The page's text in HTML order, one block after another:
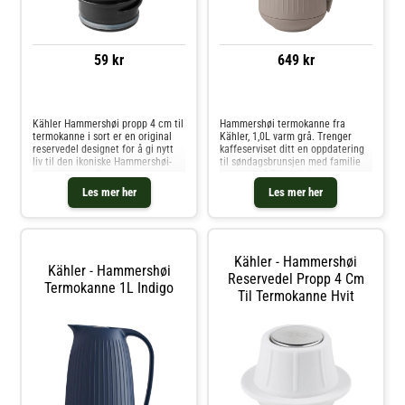
59 kr
Les mer her
Kähler Hammershøi propp 4 cm til
termokanne i sort er en original
reservedel designet for å gi nytt
liv til den ikoniske Hammershøi-
termokannen. Den matte,
silkemyke overflaten i sort
harmonerer med kannens
karakteristiske riller og elegante
649 kr
Les mer her
Hammershøi termokanne fra
Kähler, 1,0L varm grå. Trenger
kaffeserviset ditt en oppdatering
til søndagsbrunsjen med familie
og venner? Eller vil du bare
oppgradere hverdagsserviset med
flott design? Den varme grå
Hammershøi Thermos-muggen
Kähler - Hammershøi
Termokanne 1L Indigo
Kähler - Hammershøi
Reservedel Propp 4 Cm
Til Termokanne Hvit